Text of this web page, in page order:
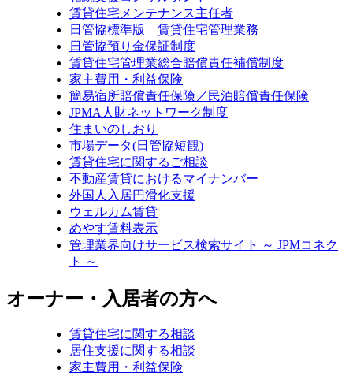
賃貸住宅メンテナンス主任者
日管協標準版 賃貸住宅管理業務
日管協預り金保証制度
賃貸住宅管理業総合賠償責任補償制度
家主費用・利益保険
簡易宿所賠償責任保険／民泊賠償責任保険
JPMA人財ネットワーク制度
住まいのしおり
市場データ(日管協短観)
賃貸住宅に関するご相談
不動産賃貸におけるマイナンバー
外国人入居円滑化支援
ウェルカム賃貸
めやす賃料表示
管理業界向けサービス検索サイト ～ JPMコネク
ト ～
オーナー・入居者の方へ
賃貸住宅に関する相談
居住支援に関する相談
家主費用・利益保険